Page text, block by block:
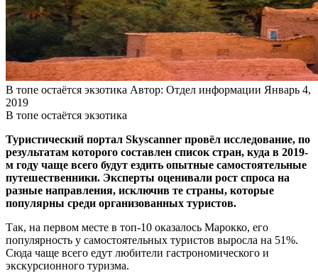
В топе остаётся экзотика Автор: Отдел информации Январь 4,
2019
В топе остаётся экзотика
Туристический портал Skyscanner провёл исследование, по
результатам которого составлен список стран, куда в 2019-
м году чаще всего будут ездить опытные самостоятельные
путешественники. Эксперты оценивали рост спроса на
разные направления, исключив те страны, которые
популярны среди организованных туристов.
Так, на первом месте в топ-10 оказалось Марокко, его
популярность у самостоятельных туристов выросла на 51%.
Сюда чаще всего едут любители гастрономического и
экскурсионного туризма.